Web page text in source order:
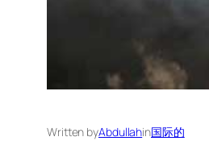
Written byAbdullahin国际的